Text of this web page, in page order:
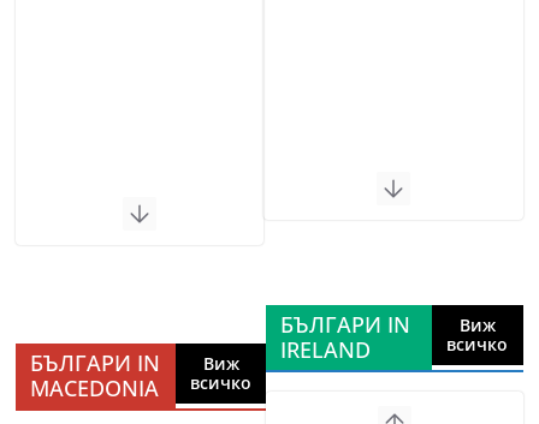
БЪЛГАРИ IN
MACEDONIA
Виж
всичко
БЪЛГАРИ IN
IRELAND
Виж
всичко